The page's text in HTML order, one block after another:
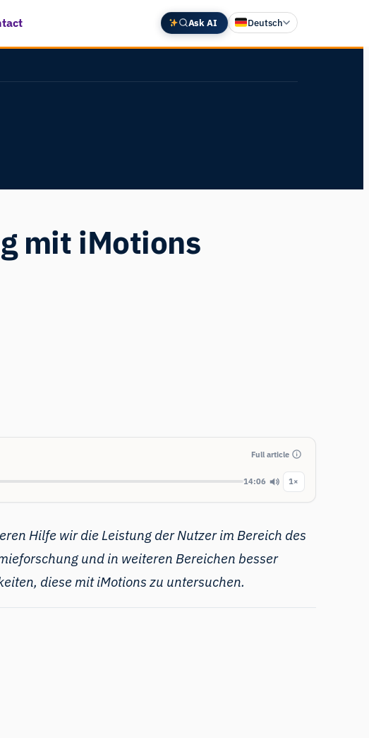
Ask AI Deutsch
English
mit iMotions
Full article
14:06 1×
Hilfe wir die Leistung der Nutzer im Bereich des
und in weiteren Bereichen besser
diese mit iMotions zu untersuchen.